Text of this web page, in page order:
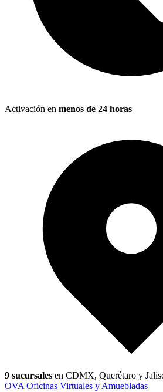
Activación en menos de 24 horas
9 sucursales en CDMX, Querétaro y
OVA Oficinas Virtuales y Amuebladas